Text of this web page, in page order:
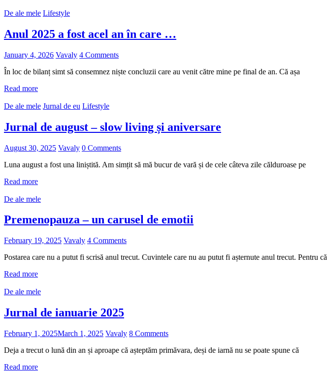
De ale mele Lifestyle
Anul 2025 a fost acel an în care …
January 4, 2026 Vavaly 4 Comments
În loc de bilanț simt să consemnez niște concluzii care au venit către mine pe final de an. Că așa
Read more
De ale mele Jurnal de eu Lifestyle
Jurnal de august – slow living și aniversare
August 30, 2025 Vavaly 0 Comments
Luna august a fost una liniștită. Am simțit să mă bucur de vară și de cele câteva zile călduroase pe
Read more
De ale mele
Premenopauza – un carusel de emotii
February 19, 2025 Vavaly 4 Comments
Postarea care nu a putut fi scrisă anul trecut. Cuvintele care nu au putut fi așternute anul trecut. Pentru că
Read more
De ale mele
Jurnal de ianuarie 2025
February 1, 2025March 1, 2025 Vavaly 8 Comments
Deja a trecut o lună din an și aproape că așteptăm primăvara, deși de iarnă nu se poate spune că
Read more